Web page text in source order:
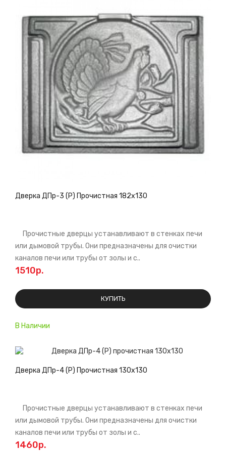
В Наличии
Дверка ДПр-3 (Р) Прочистная 182х130
Прочистные дверцы устанавливают в стенках печи
или дымовой трубы. Они предназначены для очистки
каналов печи или трубы от золы и с..
1510р.
КУПИТЬ
Дверка ДПр-4 (Р) Прочистная 130х130
Прочистные дверцы устанавливают в стенках печи
или дымовой трубы. Они предназначены для очистки
каналов печи или трубы от золы и с..
1460р.